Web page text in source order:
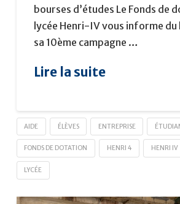
bourses d’études Le Fonds de
lycée Henri-IV vous informe du
sa 10ème campagne …
Lire la suite
AIDE ÉLÈVES ENTREPRISE
FONDS DE DOTATION HENRI 4 HENRI IV
LYCÉE